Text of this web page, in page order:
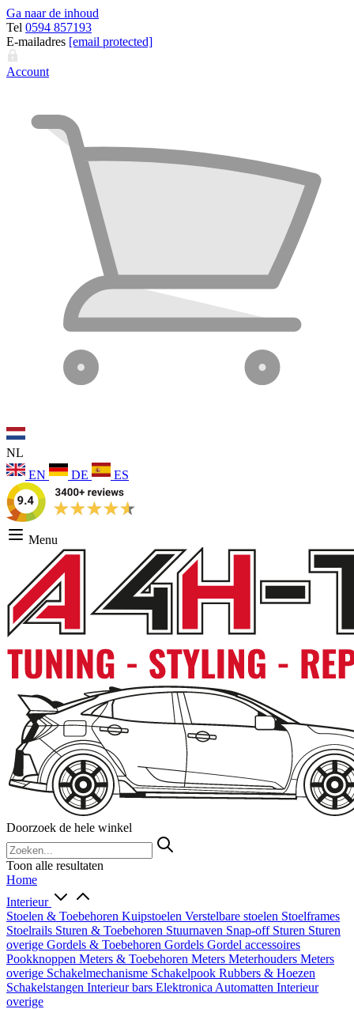
Ga naar de inhoud
Tel 0594 857193
E-mailadres [email protected]
Account
NL
EN
DE ES
Menu
Doorzoek de hele winkel
Toon alle resultaten
Home
Interieur
Stoelen & Toebehoren Kuipstoelen Verstelbare stoelen Stoelframes
Stoelrails Sturen & Toebehoren Stuurnaven Snap-off Sturen Sturen
overige Gordels & Toebehoren Gordels Gordel accessoires
Pookknoppen Meters & Toebehoren Meters Meterhouders Meters
overige Schakelmechanisme Schakelpook Rubbers & Hoezen
Schakelstangen Interieur bars Elektronica Automatten Interieur
overige